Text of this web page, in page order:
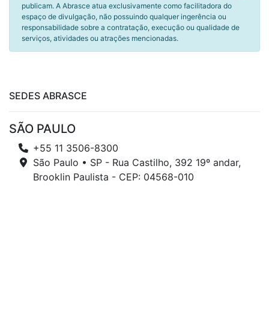
publicam. A Abrasce atua exclusivamente como facilitadora do
espaço de divulgação, não possuindo qualquer ingerência ou
responsabilidade sobre a contratação, execução ou qualidade de
serviços, atividades ou atrações mencionadas.
SEDES ABRASCE
SÃO PAULO
+55 11 3506-8300
São Paulo • SP - Rua Castilho, 392 19º andar,
Brooklin Paulista - CEP: 04568-010